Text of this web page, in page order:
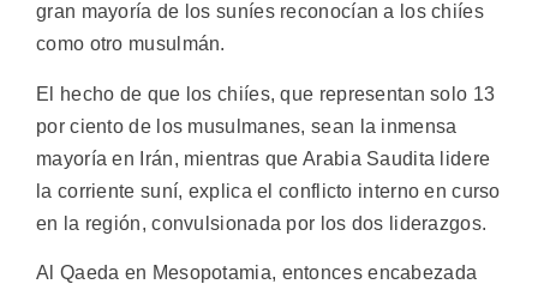
gran mayoría de los suníes reconocían a los chiíes
como otro musulmán.
El hecho de que los chiíes, que representan solo 13
por ciento de los musulmanes, sean la inmensa
mayoría en Irán, mientras que Arabia Saudita lidere
la corriente suní, explica el conflicto interno en curso
en la región, convulsionada por los dos liderazgos.
Al Qaeda en Mesopotamia, entonces encabezada